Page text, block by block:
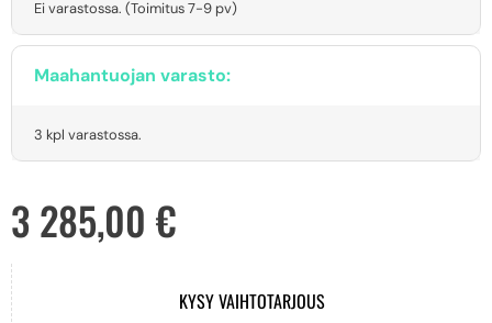
Ei varastossa. (Toimitus 7-9 pv)
Maahantuojan varasto:
3 kpl varastossa.
3 285,00 €
KYSY VAIHTOTARJOUS